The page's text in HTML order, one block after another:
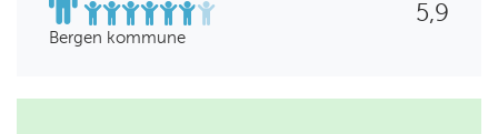
5,9
Bergen kommune